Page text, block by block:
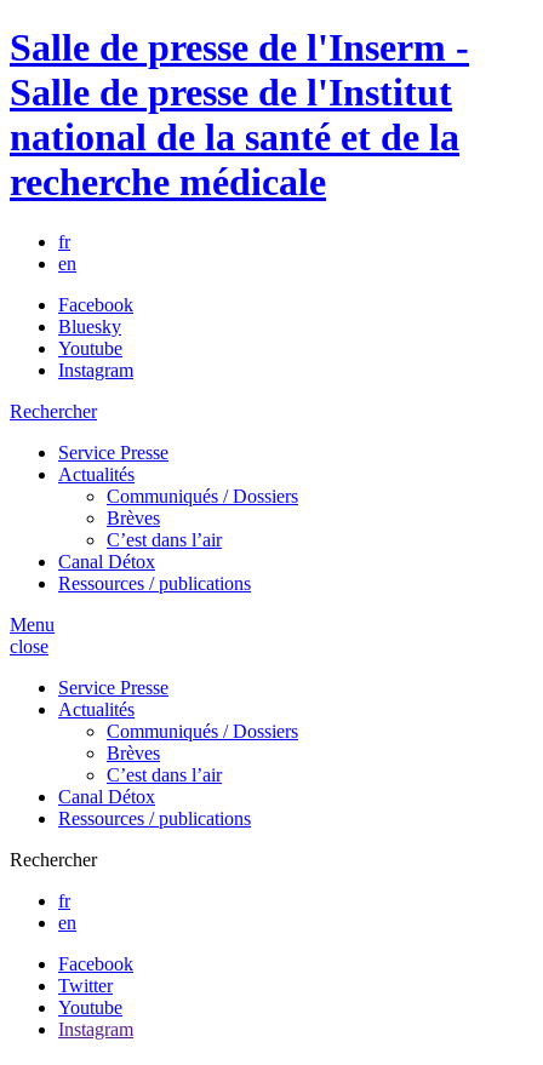
Salle de presse de l'Inserm -
Salle de presse de l'Institut
national de la santé et de la
recherche médicale
fr
en
Facebook
Bluesky
Youtube
Instagram
Rechercher
Service Presse
Actualités
Communiqués / Dossiers
Brèves
C’est dans l’air
Canal Détox
Ressources / publications
Menu
close
Service Presse
Actualités
Communiqués / Dossiers
Brèves
C’est dans l’air
Canal Détox
Ressources / publications
Rechercher
fr
en
Facebook
Twitter
Youtube
Instagram